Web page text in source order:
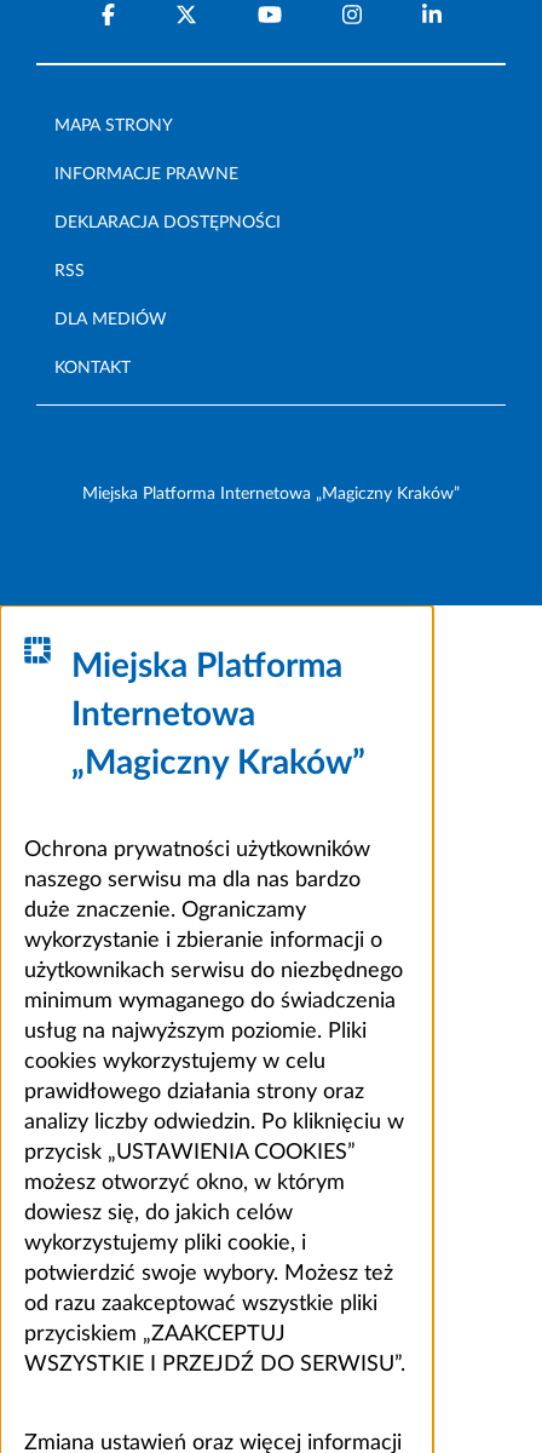
MAPA STRONY
INFORMACJE PRAWNE
DEKLARACJA DOSTĘPNOŚCI
RSS
DLA MEDIÓW
KONTAKT
Miejska Platforma Internetowa „Magiczny Kraków”
Miejska Platforma
Internetowa
„Magiczny Kraków”
Ochrona prywatności użytkowników
naszego serwisu ma dla nas bardzo
duże znaczenie. Ograniczamy
wykorzystanie i zbieranie informacji o
użytkownikach serwisu do niezbędnego
minimum wymaganego do świadczenia
usług na najwyższym poziomie. Pliki
cookies wykorzystujemy w celu
prawidłowego działania strony oraz
analizy liczby odwiedzin. Po kliknięciu w
przycisk „USTAWIENIA COOKIES”
możesz otworzyć okno, w którym
dowiesz się, do jakich celów
wykorzystujemy pliki cookie, i
potwierdzić swoje wybory. Możesz też
od razu zaakceptować wszystkie pliki
przyciskiem „ZAAKCEPTUJ
WSZYSTKIE I PRZEJDŹ DO SERWISU”.
Zmiana ustawień oraz więcej informacji